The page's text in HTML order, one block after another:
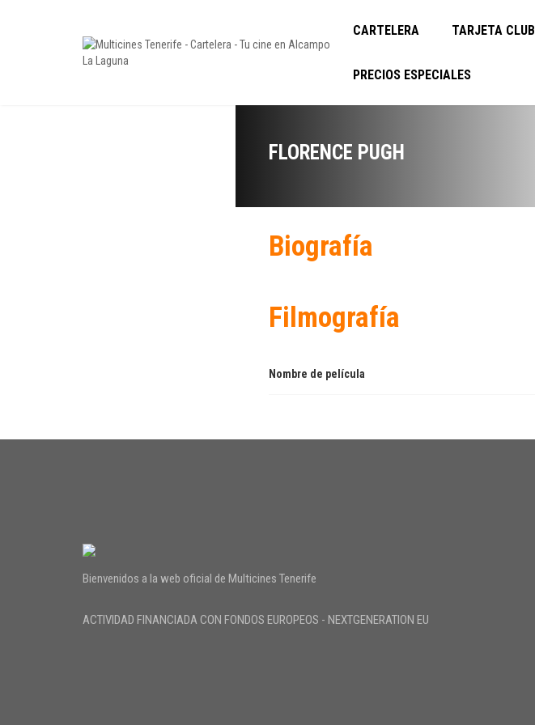
CARTELERA TARJETA CLUB
PRECIOS ESPECIALES
FLORENCE PUGH
Biografía
Filmografía
Nombre de película
Bienvenidos a la web oficial de Multicines Tenerife
ACTIVIDAD FINANCIADA CON FONDOS EUROPEOS - NEXTGENERATION EU